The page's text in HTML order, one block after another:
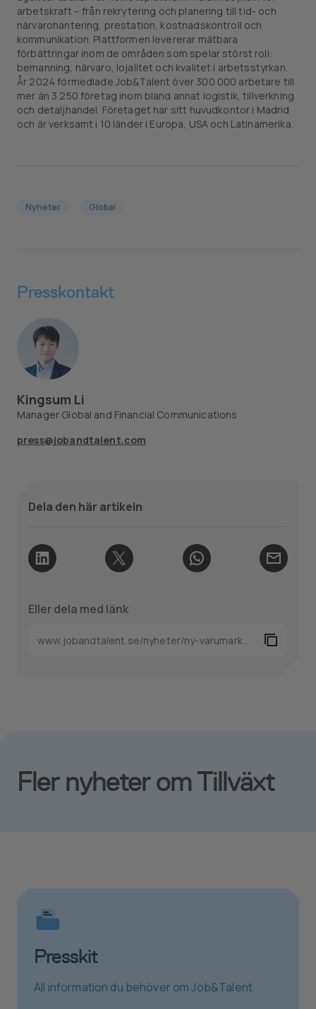
arbetskraft – från rekrytering och planering till tid- och
närvarohantering, prestation, kostnadskontroll och
kommunikation. Plattformen levererar mätbara
förbättringar inom de områden som spelar störst roll:
bemanning, närvaro, lojalitet och kvalitet i arbetsstyrkan.
År 2024 förmedlade Job&Talent över 300 000 arbetare till
mer än 3 250 företag inom bland annat logistik, tillverkning
och detaljhandel. Företaget har sitt huvudkontor i Madrid
och är verksamt i 10 länder i Europa, USA och Latinamerika.
Nyheter Global
Presskontakt
Kingsum Li
Manager Global and Financial Communications
press@jobandtalent.com
Dela den här artikeln
Eller dela med länk
Fler nyheter om Tillväxt
Presskit
All information du behöver om Job&Talent